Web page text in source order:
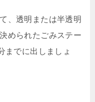
、透明または半透明
められたごみステー
までに出しましょ